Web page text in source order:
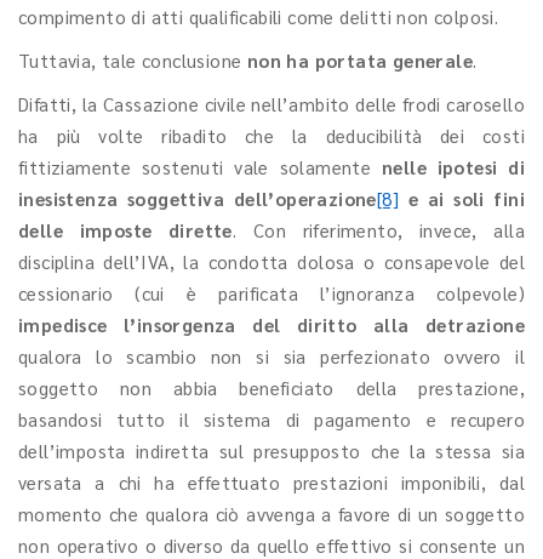
compimento di atti qualificabili come delitti non colposi.
Tuttavia, tale conclusione non ha portata generale.
Difatti, la Cassazione civile nell’ambito delle frodi carosello
ha più volte ribadito che la deducibilità dei costi
fittiziamente sostenuti vale solamente nelle ipotesi di
inesistenza soggettiva dell’operazione[8] e ai soli fini
delle imposte dirette. Con riferimento, invece, alla
disciplina dell’IVA, la condotta dolosa o consapevole del
cessionario (cui è parificata l’ignoranza colpevole)
impedisce l’insorgenza del diritto alla detrazione
qualora lo scambio non si sia perfezionato ovvero il
soggetto non abbia beneficiato della prestazione,
basandosi tutto il sistema di pagamento e recupero
dell’imposta indiretta sul presupposto che la stessa sia
versata a chi ha effettuato prestazioni imponibili, dal
momento che qualora ciò avvenga a favore di un soggetto
non operativo o diverso da quello effettivo si consente un